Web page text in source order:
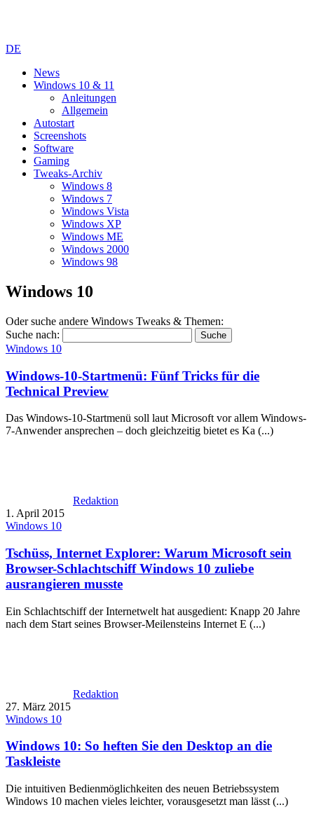
DE
News
Windows 10 & 11
Anleitungen
Allgemein
Autostart
Screenshots
Software
Gaming
Tweaks-Archiv
Windows 8
Windows 7
Windows Vista
Windows XP
Windows ME
Windows 2000
Windows 98
Windows 10
Oder suche andere Windows Tweaks & Themen:
Suche nach:
Windows 10
Windows-10-Startmenü: Fünf Tricks für die
Technical Preview
Das Windows-10-Startmenü soll laut Microsoft vor allem Windows-
7-Anwender ansprechen – doch gleichzeitig bietet es Ka (...)
Redaktion
1. April 2015
Windows 10
Tschüss, Internet Explorer: Warum Microsoft sein
Browser-Schlachtschiff Windows 10 zuliebe
ausrangieren musste
Ein Schlachtschiff der Internetwelt hat ausgedient: Knapp 20 Jahre
nach dem Start seines Browser-Meilensteins Internet E (...)
Redaktion
27. März 2015
Windows 10
Windows 10: So heften Sie den Desktop an die
Taskleiste
Die intuitiven Bedienmöglichkeiten des neuen Betriebssystem
Windows 10 machen vieles leichter, vorausgesetzt man lässt (...)